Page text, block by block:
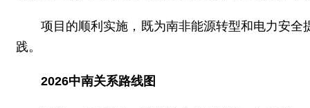
项目的顺利实施，既为南非能源转型和电力安
践。
2026中南关系路线图